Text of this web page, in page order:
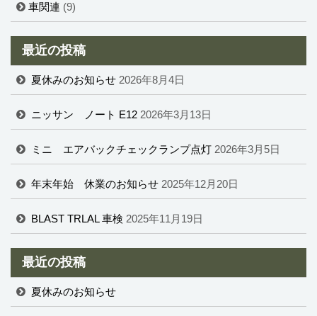
車関連 (9)
最近の投稿
夏休みのお知らせ 2026年8月4日
ニッサン ノート E12 2026年3月13日
ミニ エアバックチェックランプ点灯 2026年3月5日
年末年始 休業のお知らせ 2025年12月20日
BLAST TRLAL 車検 2025年11月19日
最近の投稿
夏休みのお知らせ